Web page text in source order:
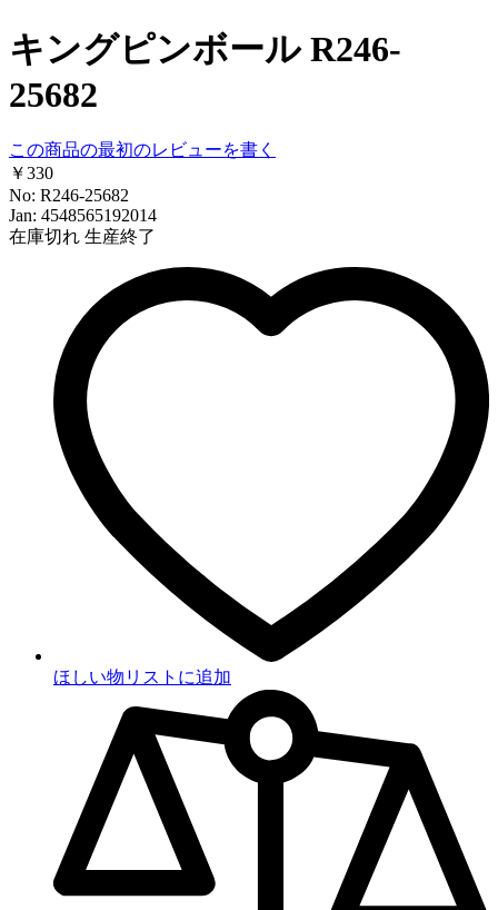
キングピンボール R246-
25682
この商品の最初のレビューを書く
￥330
No: R246-25682
Jan: 4548565192014
在庫切れ 生産終了
ほしい物リストに追加